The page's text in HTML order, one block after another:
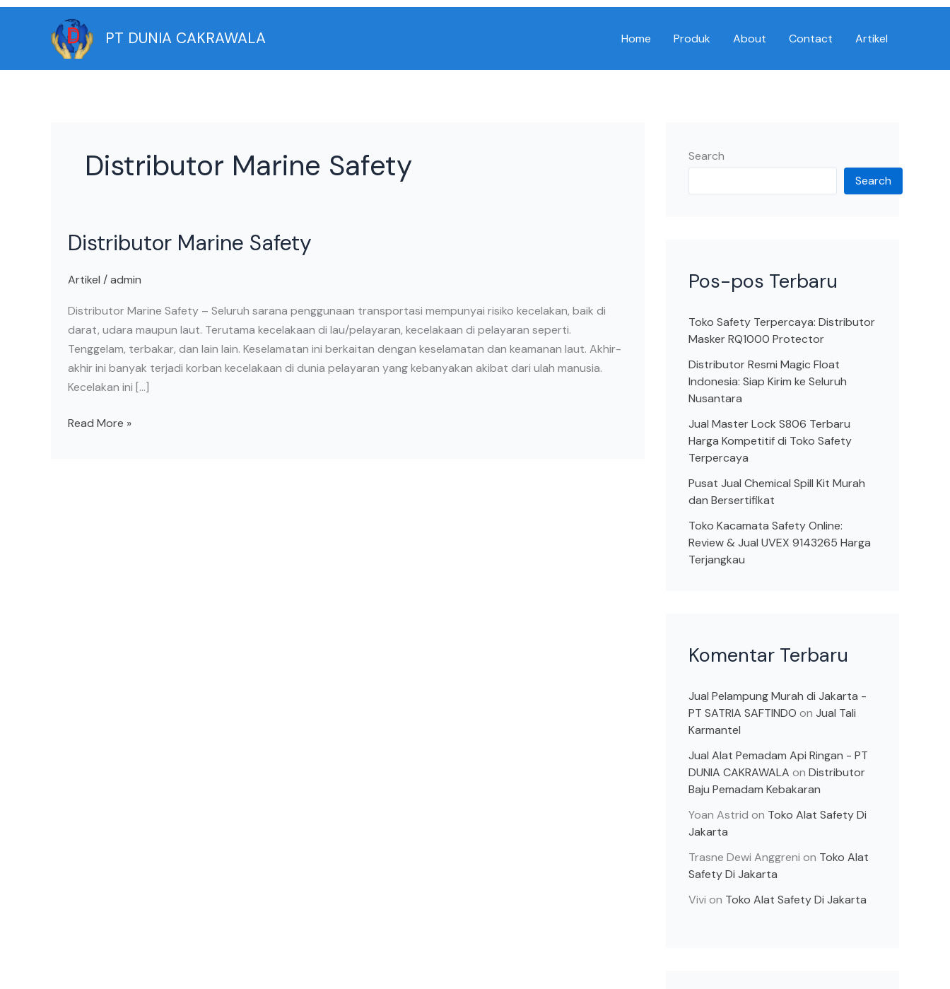
Skip
PT DUNIA CAKRAWALA Home Produk About Contact Artikel
Distributor Marine Safety
Distributor Marine Safety
Artikel /admin
Distributor Marine Safety – Seluruh sarana penggunaan transportasi mempunyai risiko kecelakan, baik di
darat, udara maupun laut. Terutama kecelakaan di lau/pelayaran, kecelakaan di pelayaran seperti.
Tenggelam, terbakar, dan lain lain. Keselamatan ini berkaitan dengan keselamatan dan keamanan laut. Akhir-
akhir ini banyak terjadi korban kecelakaan di dunia pelayaran yang kebanyakan akibat dari ulah manusia.
Kecelakan ini […]
Marine
Read More »
Search
Search
Pos-pos Terbaru
Toko Safety Terpercaya: Distributor
Masker RQ1000 Protector
Distributor Resmi Magic Float
Indonesia: Siap Kirim ke Seluruh
Nusantara
Jual Master Lock S806 Terbaru
Harga Kompetitif di Toko Safety
Terpercaya
Pusat Jual Chemical Spill Kit Murah
dan Bersertifikat
Toko Kacamata Safety Online:
Review & Jual UVEX 9143265 Harga
Terjangkau
Komentar Terbaru
Jual Pelampung Murah di Jakarta -
PT SATRIA SAFTINDO on Jual Tali
Karmantel
Jual Alat Pemadam Api Ringan - PT
DUNIA CAKRAWALA on Distributor
Baju Pemadam Kebakaran
Yoan Astrid on Toko Alat Safety Di
Jakarta
Trasne Dewi Anggreni on Toko Alat
Safety Di Jakarta
Vivi on Toko Alat Safety Di Jakarta